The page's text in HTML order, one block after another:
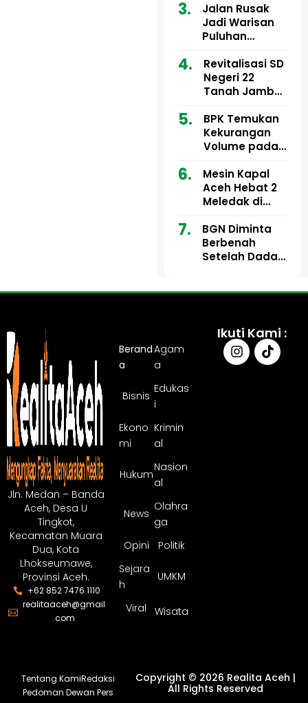
Artifisial bagi
Guru
Matematika
Motor Imum
Gampong, Uji
Nyali APH
Bermain di
Balik Rp250
Ribu
Jalan Rusak
Jadi Warisan
Puluhan
dan Tgk
Muharuddin
Kini Didesak
Revitalisasi SD
Negeri 22
Tanah Jambo
Miliar Tuai
Sorotan, Publik
Pertanyakan
Anggaran
BPK Temukan
Kekurangan
Volume pada
Aceh Utara
Tahun 2024,
Pengembalian
Sepenuhnya
Tuntas
Mesin Kapal
Aceh Hebat 2
Meledak di
Ulee Lheue, 14
Orang Derita
Luka Bakar
BGN Diminta
Berbenah
Setelah Dadan
Jln. Medan – Banda
Aceh, Desa U
Tingkot,
Kecamatan Muara
Dua, Kota
Lhokseumawe,
Provinsi Aceh.
+62 852 7476 1110
realitaaceh@gmail
.com
Berand
a
Agam
a
Bisnis
Edukas
i
Ekono
mi
Krimin
al
Hukum
Nasion
al
News
Olahra
ga
Opini
Politik
Sejara
h
UMKM
Viral Wisata
Ikuti Kami :
Tentang KamiRedaksi
Pedoman Dewan Pers
Copyright © 2026 Realita Aceh |
All Rights Reserved